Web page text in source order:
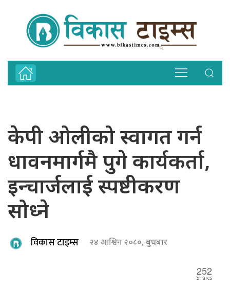
केपी ओलीको स्वागत गर्न
धावनमार्गमै पुगे कार्यकर्ता,
इन्चार्जलाई स्पष्टीकरण
सोध्ने
विकास टाइम्स २४ आश्विन २०८०, बुधबार
252
Shares